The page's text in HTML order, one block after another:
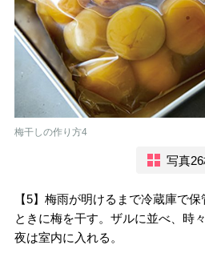
梅干しの作り方4
写真
【5】梅雨が明けるまで冷蔵庫で
ときに梅を干す。ザルに並べ、時
夜は室内に入れる。